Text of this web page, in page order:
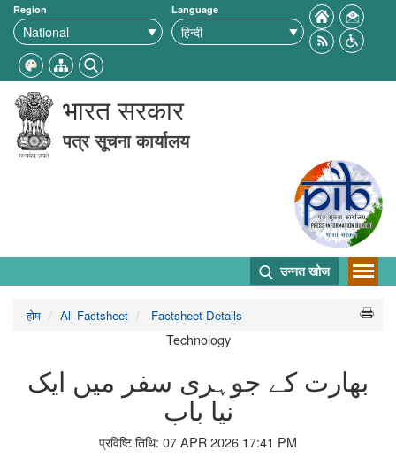
Region Language
भारत सरकार
पत्र सूचना कार्यालय
उन्नत खोज
होम All Factsheet Factsheet Details
Technology
بھارت کے جوہری سفر میں ایک
نیا باب
प्रविष्टि तिथि: 07 APR 2026 17:41 PM